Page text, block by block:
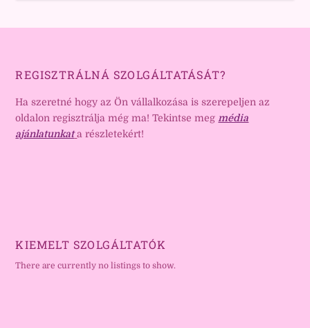
REGISZTRÁLNÁ SZOLGÁLTATÁSÁT?
Ha szeretné hogy az Ön vállalkozása is szerepeljen az
oldalon regisztrálja még ma! Tekintse megmédia
ajánlatunkat a részletekért!
KIEMELT SZOLGÁLTATÓK
There are currently no listings to show.